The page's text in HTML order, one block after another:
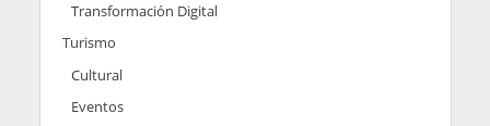
Transformación Digital
Turismo
Cultural
Eventos